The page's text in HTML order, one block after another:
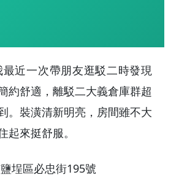
最近一次帶朋友逛駁二時發現
約舒適，離駁二大義倉庫群超
。裝潢清新明亮，房間雖不大
起來挺舒服。
埕區必忠街195號